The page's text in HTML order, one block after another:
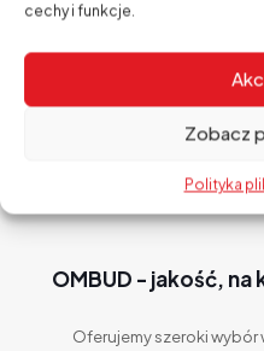
cechy i funkcje.
Zobacz
Polityka
OMBUD - jakość,
Oferujemy szeroki wybór